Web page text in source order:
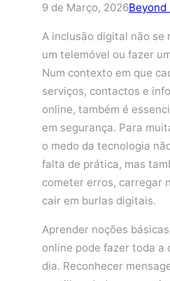
9 de Março, 2026Beyond
A inclusão digital não se
um telemóvel ou fazer
Num contexto em que
serviços, contactos e
online, também é
em segurança. Para
o medo da tecnologia
falta de prática, mas
cometer erros, carregar
cair em burlas digitais.
Aprender noções
online pode fazer toda a
dia. Reconhecer